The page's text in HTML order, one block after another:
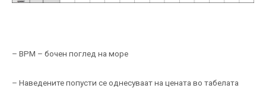
– BPM – бочен поглед на море
– Наведените попусти се однесуваат на цената во табелата